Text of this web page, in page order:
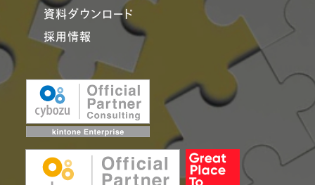
資料ダウンロード
採用情報